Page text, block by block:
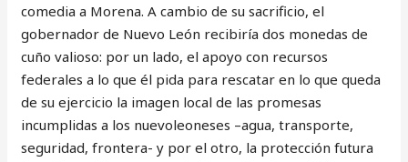
comedia a Morena. A cambio de su sacrificio, el
gobernador de Nuevo León recibiría dos monedas de
cuño valioso: por un lado, el apoyo con recursos
federales a lo que él pida para rescatar en lo que queda
de su ejercicio la imagen local de las promesas
incumplidas a los nuevoleoneses –agua, transporte,
seguridad, frontera- y por el otro, la protección futura